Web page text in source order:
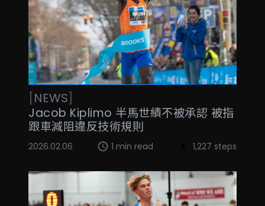
[NEWS]
Jacob Kiplimo 半馬世績不被承認 被指
跟車減阻違反技術規則
2026.02.06 1 min read 1,227 steps